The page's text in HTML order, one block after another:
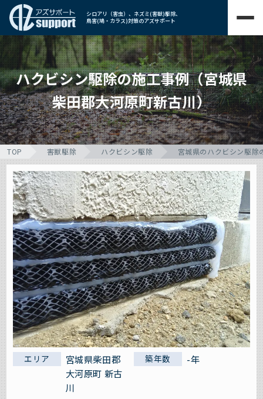
シロアリ（害虫）、ネズミ(害獣)駆除、
鳥害(鳩・カラス)対策のアズサポート
ハクビシン駆除の施工事例（宮城県
柴田郡大河原町新古川）
TOP 害獣駆除 ハクビシン駆除 宮城県のハクビシン駆除
エリア
宮城県柴田郡
大河原町 新古
川
築年数 -年